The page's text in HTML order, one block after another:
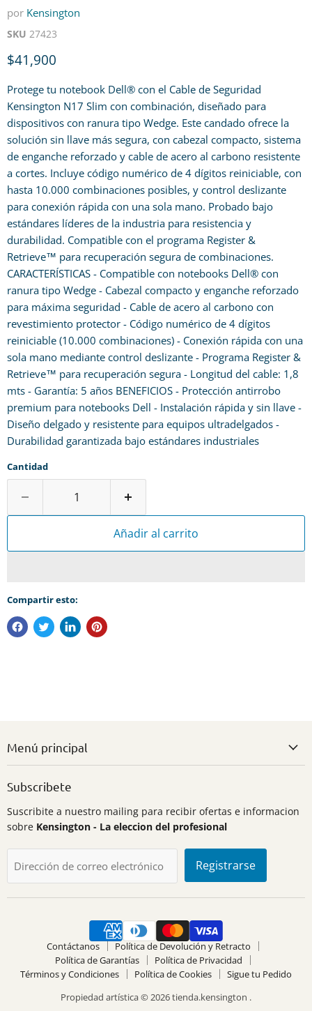
por Kensington
SKU 27423
Precio actual
$41,900
Protege tu notebook Dell® con el Cable de Seguridad
Kensington N17 Slim con combinación, diseñado para
dispositivos con ranura tipo Wedge. Este candado ofrece la
solución sin llave más segura, con cabezal compacto, sistema
de enganche reforzado y cable de acero al carbono resistente
a cortes. Incluye código numérico de 4 dígitos reiniciable, con
hasta 10.000 combinaciones posibles, y control deslizante
para conexión rápida con una sola mano. Probado bajo
estándares líderes de la industria para resistencia y
durabilidad. Compatible con el programa Register &
Retrieve™ para recuperación segura de combinaciones.
CARACTERÍSTICAS - Compatible con notebooks Dell® con
ranura tipo Wedge - Cabezal compacto y enganche reforzado
para máxima seguridad - Cable de acero al carbono con
revestimiento protector - Código numérico de 4 dígitos
reiniciable (10.000 combinaciones) - Conexión rápida con una
sola mano mediante control deslizante - Programa Register &
Retrieve™ para recuperación segura - Longitud del cable: 1,8
mts - Garantía: 5 años BENEFICIOS - Protección antirrobo
premium para notebooks Dell - Instalación rápida y sin llave -
Diseño delgado y resistente para equipos ultradelgados -
Durabilidad garantizada bajo estándares industriales
Cantidad
Añadir al carrito
Compartir esto:
Menú principal
Subscribete
Suscribite a nuestro mailing para recibir ofertas e informacion
sobre Kensington - La eleccion del profesional
Dirección de correo electrónico Registrarse
Contáctanos
Política de Devolución y Retracto
Política de Garantías
Política de Privacidad
Términos y Condiciones
Política de Cookies
Sigue tu Pedido
Propiedad artística © 2026 tienda.kensington .